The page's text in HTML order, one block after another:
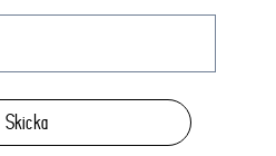
Skicka